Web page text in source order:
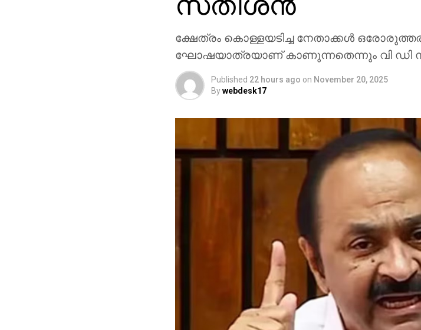
ക്ഷേത്രം കൊള്ളയടിച്ച നേതാക്കള്‍
ഘോഷയാത്രയാണ് കാണുന്നതെന്നും വി ഡി
Published 22 hours ago on November 20, 2025
Bywebdesk17